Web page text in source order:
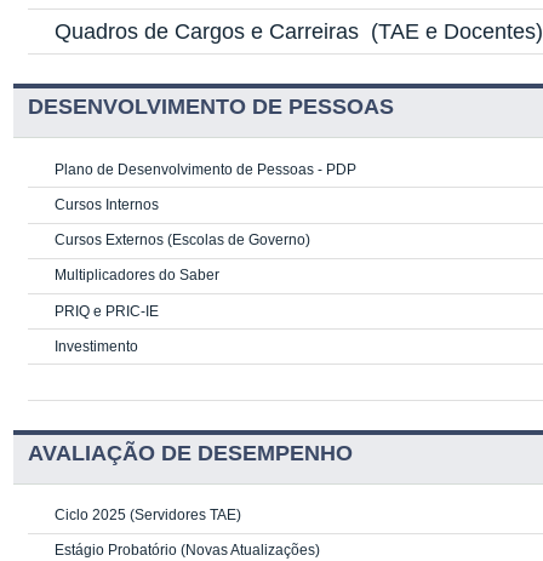
Quadros de Cargos e Carreiras (TAE e Docentes)
DESENVOLVIMENTO DE PESSOAS
Plano de Desenvolvimento de Pessoas - PDP
Cursos Internos
Cursos Externos (Escolas de Governo)
Multiplicadores do Saber
PRIQ e PRIC-IE
Investimento
AVALIAÇÃO DE DESEMPENHO
Ciclo 2025 (Servidores TAE)
Estágio Probatório (Novas Atualizações)